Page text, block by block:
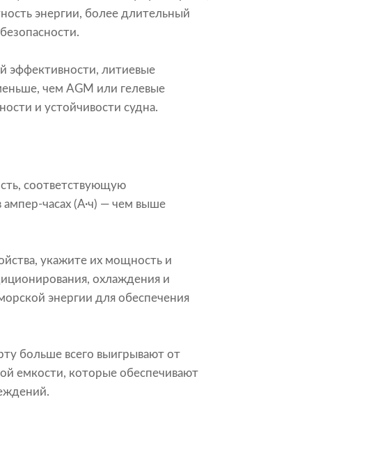
энергии, более длительный
эффективности, литиевые
чем AGM или гелевые
и устойчивости судна.
соответствующую
ампер-часах (А·ч) — чем выше
укажите их мощность и
охлаждения и
энергии для обеспечения
больше всего выигрывают от
емкости, которые обеспечивают